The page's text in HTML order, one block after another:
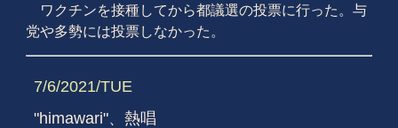
ワクチンを接種してから都議選の投票に行った。与
党や多勢には投票しなかった。
7/6/2021/TUE
"himawari"、熱唱